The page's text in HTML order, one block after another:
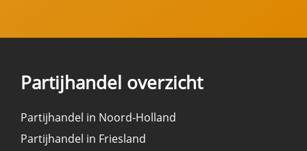
Partijhandel overzicht
Partijhandel in Noord-Holland
Partijhandel in Friesland